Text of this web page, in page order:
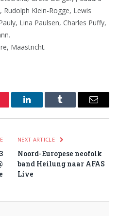
Klein-Rogge, Lewis
Lina Paulsen, Charles Puffy,
Maastricht.
LinkedInTumblr Email
NEXT ARTICLE
Noord-Europese neofolk
band Heilung naar AFAS
Live